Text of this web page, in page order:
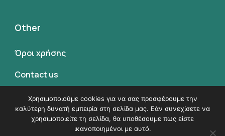
Other
Όροι χρήσης
Contact us
Όροι συμμετοχης
Χρησιμοποιούμε cookies για να σας προσφέρουμε την
καλύτερη δυνατή εμπειρία στη σελίδα μας. Εάν συνεχίσετε να
χρησιμοποιείτε τη σελίδα, θα υποθέσουμε πως είστε
ικανοποιημένοι με αυτό.